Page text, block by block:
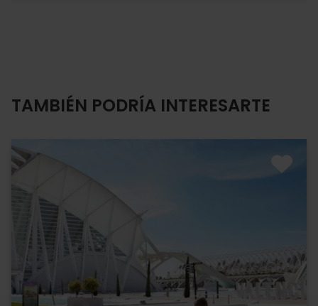
TAMBIÉN PODRÍA INTERESARTE